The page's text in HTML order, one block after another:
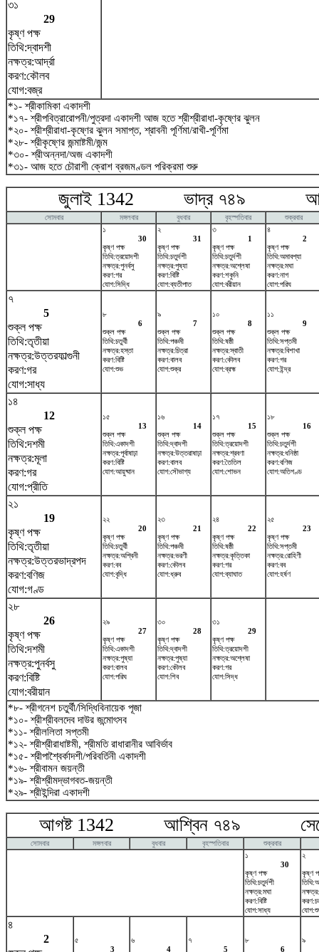
৩১
29
কৃষ্ণ পক্ষ
তিথি:দ্বাদশী
নক্ষত্র:আর্দ্রা
করণ:কৌলব
যোগ:বজ্র
*১- শ্রীকামিকা একাদশী
*১৭- শ্রীপবিত্রারোপনী/পুত্রদা একাদশী আজ হতে শ্রীশ্রীরাধা-কৃষ্ণের ঝুলন
*২০- শ্রীশ্রীরাধা-কৃষ্ণের ঝুলন সমাপ্ত, শ্রাবনী পূর্ণিমা/রাখী-পূর্ণিমা
*২৮- শ্রীকৃষ্ণের জন্মাষ্টমী/জন্ম
*৩০- শ্রীঅন্নদা/অজ একাদশী
*৩১- আজ হতে চৌরাশী ক্রোশ ব্রজমণ্ডল পরিক্রমা শুরু
জুলাই 1342 ভাদ্র ৭৪৯
সোমবার মঙ্গলবার বুধবার বৃহস্পতিবার
শুক্রবার
১
30
কৃষ্ণ পক্ষ
তিথি:ত্রয়োদশী
নক্ষত্র:পুনর্বসু
করণ:গর
যোগ:সিদ্ধি
২
31
কৃষ্ণ পক্ষ
তিথি:চতুর্দশী
নক্ষত্র:পুষ্যা
করণ:বিষ্টি
যোগ:ব্যতীপাত
৩
1
কৃষ্ণ পক্ষ
তিথি:চতুর্দশী
নক্ষত্র:অশ্লেষা
করণ:শকুনি
যোগ:বরীয়ান
৪
2
কৃষ্ণ পক্ষ
তিথি:অমাবশ্যা
নক্ষত্র:মঘা
করণ:নাগ
যোগ:পরিঘ
৭
5
শুক্ল পক্ষ
তিথি:তৃতীয়া
নক্ষত্র:উত্তরফাল্গুনী
করণ:গর
যোগ:সাধ্য
৮
6
শুক্ল পক্ষ
তিথি:চতুর্থী
নক্ষত্র:হস্তা
করণ:বিষ্টি
যোগ:শুভ
৯
7
শুক্ল পক্ষ
তিথি:পঞ্চমী
নক্ষত্র:চিত্রা
করণ:বালব
যোগ:শুক্র
১০
8
শুক্ল পক্ষ
তিথি:ষষ্ঠী
নক্ষত্র:স্বাতী
করণ:কৌলব
যোগ:ব্রহ্ম
১১
9
শুক্ল পক্ষ
তিথি:সপ্তমী
নক্ষত্র:বিশাখা
করণ:গর
যোগ:ইন্দ্র
১৪
12
শুক্ল পক্ষ
তিথি:দশমী
নক্ষত্র:মূলা
করণ:গর
যোগ:প্রীতি
১৫
13
শুক্ল পক্ষ
তিথি:একাদশী
নক্ষত্র:পূর্বাষাঢ়া
করণ:বিষ্টি
যোগ:আয়ুষ্মান
১৬
14
শুক্ল পক্ষ
তিথি:দ্বাদশী
নক্ষত্র:উত্তরাষাঢ়া
করণ:বালব
যোগ:সৌভাগ্য
১৭
15
শুক্ল পক্ষ
তিথি:ত্রয়োদশী
নক্ষত্র:শ্রবণা
করণ:তৈতিল
যোগ:শোভন
১৮
16
শুক্ল পক্ষ
তিথি:চতুর্দশী
নক্ষত্র:ধনিষ্ঠা
করণ:বণিজ
যোগ:অতিগণ্ড
২১
19
কৃষ্ণ পক্ষ
তিথি:তৃতীয়া
নক্ষত্র:উত্তরভাদ্রপদ
করণ:বণিজ
যোগ:গণ্ড
২২
20
কৃষ্ণ পক্ষ
তিথি:চতুর্থী
নক্ষত্র:অশ্বিনী
করণ:বব
যোগ:বৃদ্ধি
২৩
21
কৃষ্ণ পক্ষ
তিথি:পঞ্চমী
নক্ষত্র:ভরণী
করণ:কৌলব
যোগ:ধ্রুব
২৪
22
কৃষ্ণ পক্ষ
তিথি:ষষ্ঠী
নক্ষত্র:কৃত্তিকা
করণ:গর
যোগ:ব্যাঘাত
২৫
23
কৃষ্ণ পক্ষ
তিথি:সপ্তমী
নক্ষত্র:রোহিণী
করণ:বব
যোগ:হর্ষণ
২৮
26
কৃষ্ণ পক্ষ
তিথি:দশমী
নক্ষত্র:পুনর্বসু
করণ:বিষ্টি
যোগ:বরীয়ান
২৯
27
কৃষ্ণ পক্ষ
তিথি:একাদশী
নক্ষত্র:পুষ্যা
করণ:বালব
যোগ:পরিঘ
৩০
28
কৃষ্ণ পক্ষ
তিথি:দ্বাদশী
নক্ষত্র:পুষ্যা
করণ:কৌলব
যোগ:শিব
৩১
29
কৃষ্ণ পক্ষ
তিথি:ত্রয়োদশী
নক্ষত্র:অশ্লেষা
করণ:গর
যোগ:সিদ্ধ
*৮- শ্রীগনেশ চতুর্থী/সিদ্ধিবিনায়েক পূজা
*১০- শ্রীশ্রীবলদেব দাউর জন্মোৎসব
*১১- শ্রীললিতা সপ্তমী
*১২- শ্রীশ্রীরাধাষ্টমী, শ্রীমতি রাধারানীর আবির্ভাব
*১৫- শ্রীপাশ্বৈর্কাদশী/পরিবর্তিনী একাদশী
*১৬- শ্রীবামন জয়ন্তী
*১৯- শ্রীশ্রীমদ্ভাগবত-জয়ন্তী
*২৯- শ্রীইন্দিরা একাদশী
আগষ্ট 1342 আশ্বিন ৭৪৯
সোমবার মঙ্গলবার বুধবার বৃহস্পতিবার
শুক্রবার
১
30
কৃষ্ণ পক্ষ
তিথি:চতুর্দশী
নক্ষত্র:মঘা
করণ:বিষ্টি
যোগ:সাধ্য
২
কৃষ্ণ
৪
2
৫
3
৬
4
৭
5
৮
6
৯